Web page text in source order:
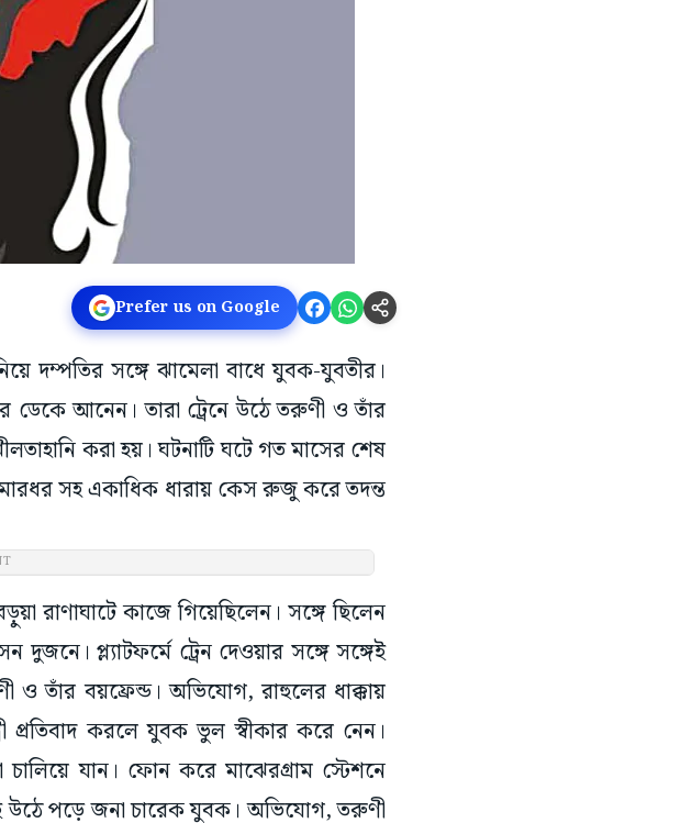
Prefer us on Google
দম্পতির সঙ্গে ঝামেলা বাধে যুবক-যুবতীর।
ডেকে আনেন। তারা ট্রেনে উঠে তরুণী ও তাঁর
করা হয়। ঘটনাটি ঘটে গত মাসের শেষ
সহ একাধিক ধারায় কেস রুজু করে তদন্ত
রাণাঘাটে কাজে গিয়েছিলেন। সঙ্গে ছিলেন
দুজনে। প্ল্যাটফর্মে ট্রেন দেওয়ার সঙ্গে সঙ্গেই
ও তাঁর বয়ফ্রেন্ড। অভিযোগ, রাহুলের ধাক্কায়
প্রতিবাদ করলে যুবক ভুল স্বীকার করে নেন।
যান। ফোন করে মাঝেরগ্রাম স্টেশনে
উঠে পড়ে জনা চারেক যুবক। অভিযোগ, তরুণী